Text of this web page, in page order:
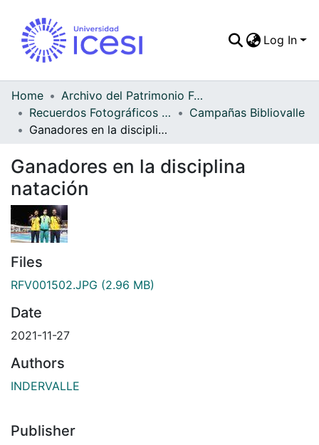
Statistics
Log In
Home
Archivo del Patrimonio Fotográfico y Fílmico del Valle del Cauca
Recuerdos Fotográficos Vallecaucanos
Campañas Bibliovalle
Ganadores en la disciplina natación
Ganadores en la disciplina
natación
Files
RFV001502.JPG (2.96 MB)
Date
2021-11-27
Authors
INDERVALLE
Publisher